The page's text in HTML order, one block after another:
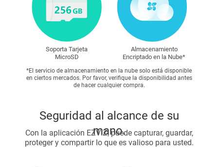
Soporta Tarjeta
MicroSD
Almacenamiento
Encriptado en la Nube*
*El servicio de almacenamiento en la nube solo está disponible
en ciertos mercados. Por favor, verifique la disponibilidad antes
de hacer cualquier compra.
Seguridad al alcance de su
mano.
Con la aplicación EZVIZ, puede capturar, guardar,
proteger y compartir lo que es valioso para usted.